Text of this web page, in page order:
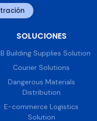
SOLUCIONES
Building Supplies Solution
Courier Solutions
Dangerous Materials
Distribution
E-commerce Logistics
Solution